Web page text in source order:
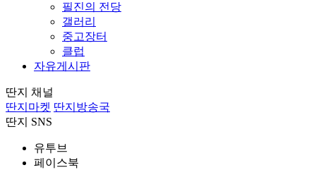
필진의 전당
갤러리
중고장터
클럽
자유게시판
딴지 채널
딴지마켓 딴지방송국
딴지 SNS
유투브
페이스북